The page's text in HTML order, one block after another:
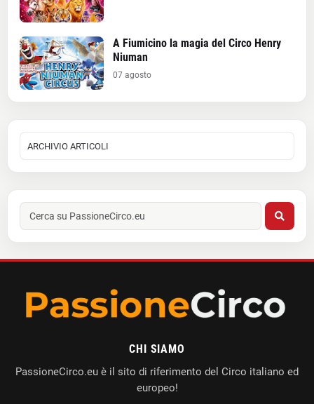
A Fiumicino la magia del Circo Henry
Niuman
07 agosto
CHI SIAMO
PassioneCirco.eu è il sito di riferimento del Circo italiano ed
europeo!